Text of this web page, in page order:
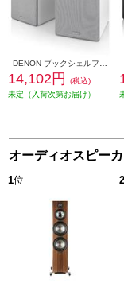
14,102円
(税込)
未定（入荷次第お届け）
オーディオスピー
1位 2